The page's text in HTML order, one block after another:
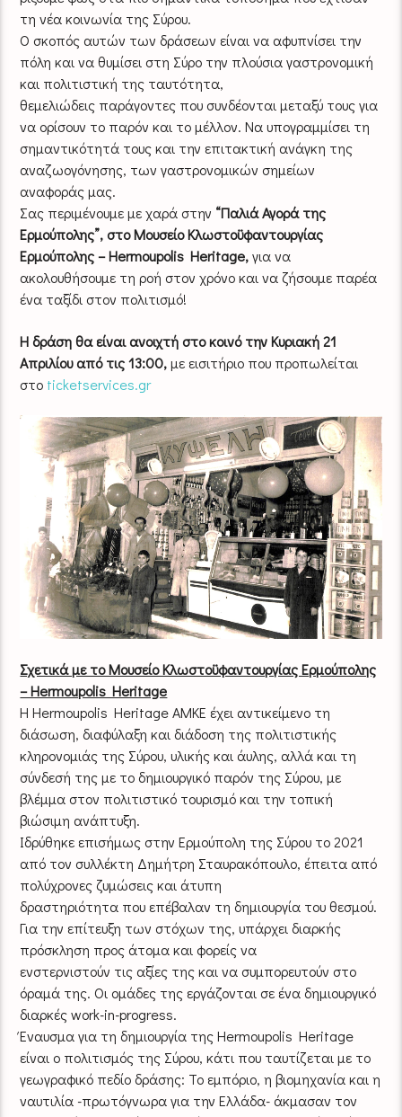
τη νέα κοινωνία της Σύρου.
Ο σκοπός αυτών των δράσεων είναι να αφυπνίσει την
πόλη και να θυμίσει στη Σύρο την πλούσια γαστρονομική
και πολιτιστική της ταυτότητα,
θεμελιώδεις παράγοντες που συνδέονται μεταξύ τους για
να ορίσουν το παρόν και το μέλλον. Να υπογραμμίσει τη
σημαντικότητά τους και την επιτακτική ανάγκη της
αναζωογόνησης, των γαστρονομικών σημείων
αναφοράς μας.
Σας περιμένουμε με χαρά στην “Παλιά Αγορά της
Ερμούπολης”, στο Μουσείο Κλωστοϋφαντουργίας
Ερμούπολης – Hermoupolis Heritage,για να
ακολουθήσουμε τη ροή στον χρόνο και να ζήσουμε παρέα
ένα ταξίδι στον πολιτισμό!
Η δράση θα είναι ανοιχτή στο κοινό την Κυριακή 21
Απριλίου από τις 13:00,με εισιτήριο που προπωλείται
στο ticketservices.gr
Σχετικά με το Μουσείο Κλωστοϋφαντουργίας Ερμούπολης
– Hermoupolis Heritage
Η Hermoupolis Heritage ΑΜΚΕ έχει αντικείμενο τη
διάσωση, διαφύλαξη και διάδοση της πολιτιστικής
κληρονομιάς της Σύρου, υλικής και άυλης, αλλά και τη
σύνδεσή της με το δημιουργικό παρόν της Σύρου, με
βλέμμα στον πολιτιστικό τουρισμό και την τοπική
βιώσιμη ανάπτυξη.
Ιδρύθηκε επισήμως στην Ερμούπολη της Σύρου το 2021
από τον συλλέκτη Δημήτρη Σταυρακόπουλο, έπειτα από
πολύχρονες ζυμώσεις και άτυπη
δραστηριότητα που επέβαλαν τη δημιουργία του θεσμού.
Για την επίτευξη των στόχων της, υπάρχει διαρκής
πρόσκληση προς άτομα και φορείς να
ενστερνιστούν τις αξίες της και να συμπορευτούν στο
όραμά της. Οι ομάδες της εργάζονται σε ένα δημιουργικό
διαρκές work-in-progress.
Έναυσμα για τη δημιουργία της Hermoupolis Heritage
είναι ο πολιτισμός της Σύρου, κάτι που ταυτίζεται με το
γεωγραφικό πεδίο δράσης: Το εμπόριο, η βιομηχανία και η
ναυτιλία -πρωτόγνωρα για την Ελλάδα- άκμασαν τον